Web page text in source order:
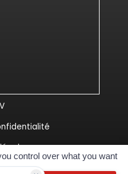
VO
control over what you want